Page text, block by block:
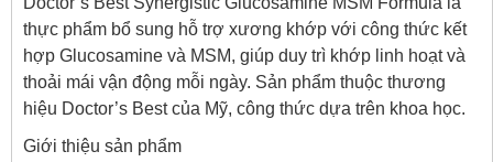
thực phẩm bổ sung hỗ trợ xương khớp với công thức kết
hợp Glucosamine và MSM, giúp duy trì khớp linh hoạt và
thoải mái vận động mỗi ngày. Sản phẩm thuộc thương
hiệu Doctor’s Best của Mỹ, công thức dựa trên khoa học.
Giới thiệu sản phẩm